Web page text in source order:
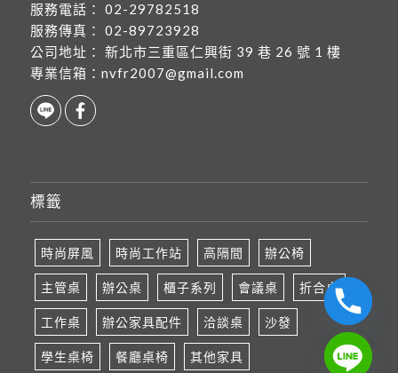
服務電話：
02-29782518
服務傳真：
02-89723928
公司地址：
新北市三重區仁興街 39 巷 26 號 1 樓
專業信箱： nvfr2007@gmail.com
標籤
時尚屏風 時尚工作站 高隔間 辦公椅
主管桌 辦公桌 櫃子系列 會議桌 折合桌
工作桌 辦公家具配件 洽談桌 沙發
學生桌椅 餐廳桌椅 其他家具